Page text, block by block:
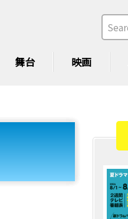
舞台 映画